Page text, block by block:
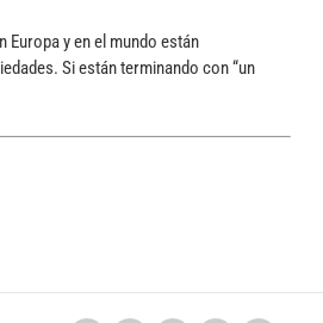
y en el mundo están
Si están terminando con “un